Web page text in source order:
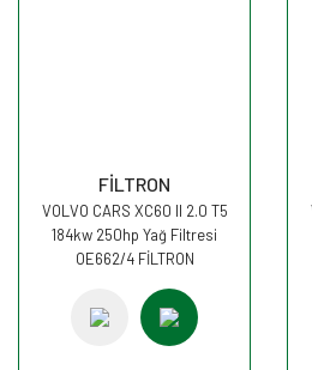
FİLTRON
VOLVO CARS XC60 II 2.0 T5
184kw 250hp Yağ Filtresi
OE662/4 FİLTRON